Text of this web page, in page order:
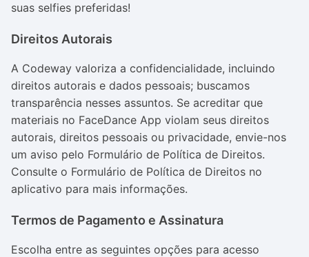
suas selfies preferidas!
Direitos Autorais
A Codeway valoriza a confidencialidade, incluindo
direitos autorais e dados pessoais; buscamos
transparência nesses assuntos. Se acreditar que
materiais no FaceDance App violam seus direitos
autorais, direitos pessoais ou privacidade, envie-nos
um aviso pelo Formulário de Política de Direitos.
Consulte o Formulário de Política de Direitos no
aplicativo para mais informações.
Termos de Pagamento e Assinatura
Escolha entre as seguintes opções para acesso